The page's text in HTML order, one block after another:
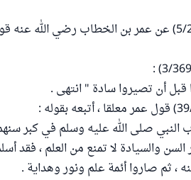
قبل أن تصيروا سادة " انتهى .
صلى الله عليه وسلم في كبر
السن والسيادة لا تمنع من العلم ، فقد
، ثم صاروا أئمة علم ونور وهداية .